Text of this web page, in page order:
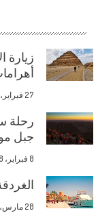
زيارة
27 فبراير، 2018
رحلة
جبل
8 فبراير، 2018
28 مارس، 2017